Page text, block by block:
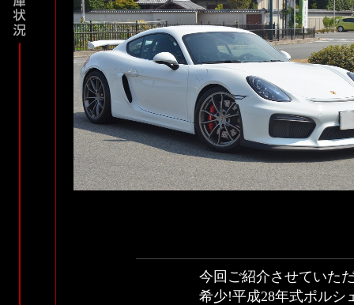
今回ご紹介させていた
希少!平成28年式ポル